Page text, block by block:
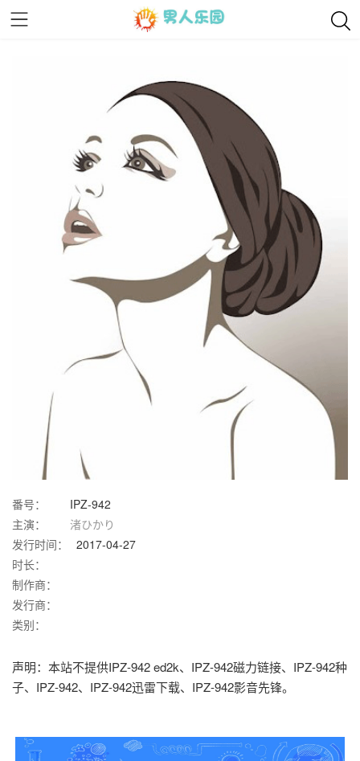
番号：
IPZ-942
主演：
渚ひかり
发行时间：
2017-04-27
时长：
制作商：
发行商：
类别：
声明：本站不提供IPZ-942 ed2k、IPZ-942磁力链接、IPZ-942种
子、IPZ-942、IPZ-942迅雷下载、IPZ-942影音先锋。